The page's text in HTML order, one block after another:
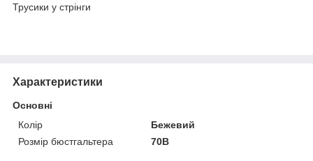
Трусики у стрінги
Характеристики
Основні
Колір
Бежевий
Розмір бюстгальтера
70B